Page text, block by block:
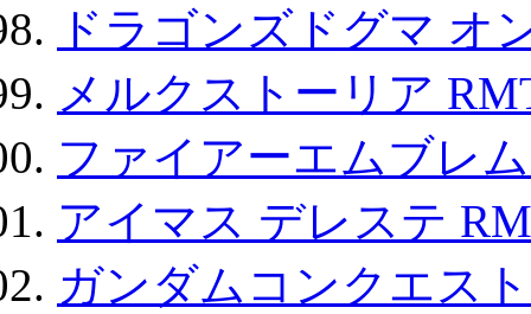
ドラゴンズドグマ オ
メルクストーリア
ファイアーエムブレ
アイマス デレステ
ガンダムコンクエスト